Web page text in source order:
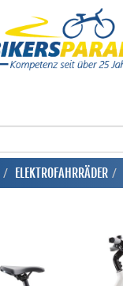
ELEKTROFAHRRÄDER